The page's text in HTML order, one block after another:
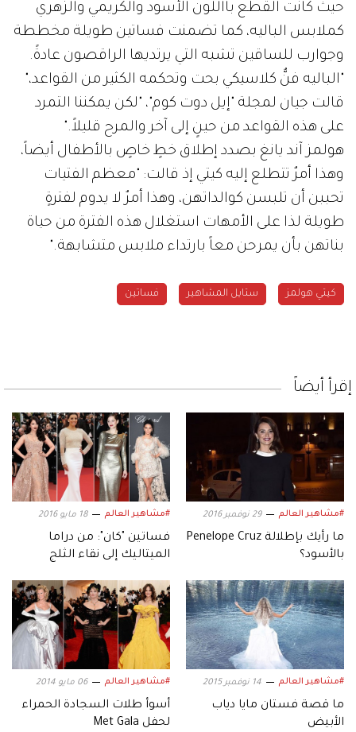
حيث كانت القطع بااللون الأسود والكريمي والزهري
كملابس الباليه، كما تضمنت فساتين طويلة مخططة
وجوارب للساقين تشبه التي يرتديها الراقصون عادةً.
"الباليه فنٌّ كلاسيكي بحت وتحكمه الكثير من القواعد،"
قالت جيان لمجلة "إيل دوت كوم"، "لكن يمكننا التمرد
على هذه القواعد من حينٍ إلى آخر والمرح قليلاً."
هولمز آند يانغ بصدد إطلاق خطٍ خاصٍ بالأطفال أيضاً،
وهذا أمرٌ تتطلع إليه كيتي إذ قالت: "معظم الفتيات
تحببن أن تلبسن كوالداتهن، وهذا أمرٌ لا يدوم لفترةٍ
طويلة لذا على الأمهات استغلال هذه الفترة من حياة
بناتهن بأن يمرحن معاً بارتداء ملابس متشابهة."
كيتي هولمز ستايل المشاهير فساتين
إقرأ أيضاً
#مشاهير العالم 29 نوفمبر 2016
ما رأيك بإطلالة Penelope Cruz
بالأسود؟
#مشاهير العالم 18 مايو 2016
فساتين "كان": من دراما
الميتاليك إلى نقاء الثلج
#مشاهير العالم 14 نوفمبر 2015
ما قصة فستان مايا دياب
الأبيض
#مشاهير العالم 06 مايو 2014
أسوأ طلات السجادة الحمراء
لحفل Met Gala